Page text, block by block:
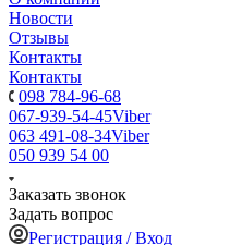
Новости
Отзывы
Контакты
Контакты
098 784-96-68
067-939-54-45Viber
063 491-08-34Viber
050 939 54 00
Заказать звонок
Задать вопрос
Регистрация / Вход